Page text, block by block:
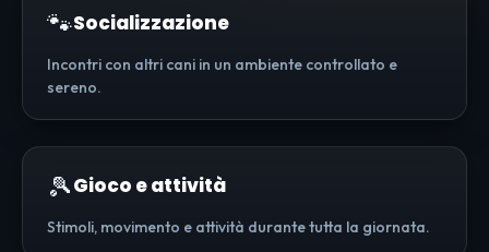
🐾Socializzazione
Incontri con altri cani in un ambiente controllato e
sereno.
🎾Gioco e attività
Stimoli, movimento e attività durante tutta la giornata.